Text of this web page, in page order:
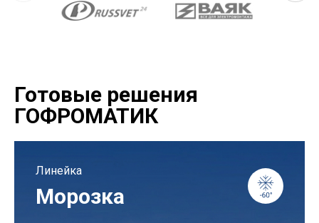
Готовые решения
ГОФРОМАТИК
Линейка
Морозка